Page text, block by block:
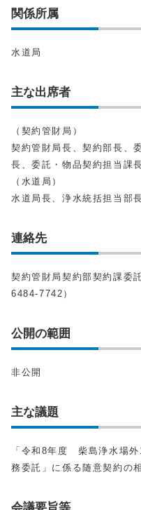
関係所属
水道局
主な出席者
（契約管財局）
契約管財局長、契約部長、
長、委託・物品契約担当課
（水道局）
水道局長、浄水統括担当部
連絡先
契約管財局契約部契約課委
6484-7742）
公開の範囲
非公開
主な議題
「令和8年度 柴島浄水場
務委託」に係る随意契約の
会議要旨等